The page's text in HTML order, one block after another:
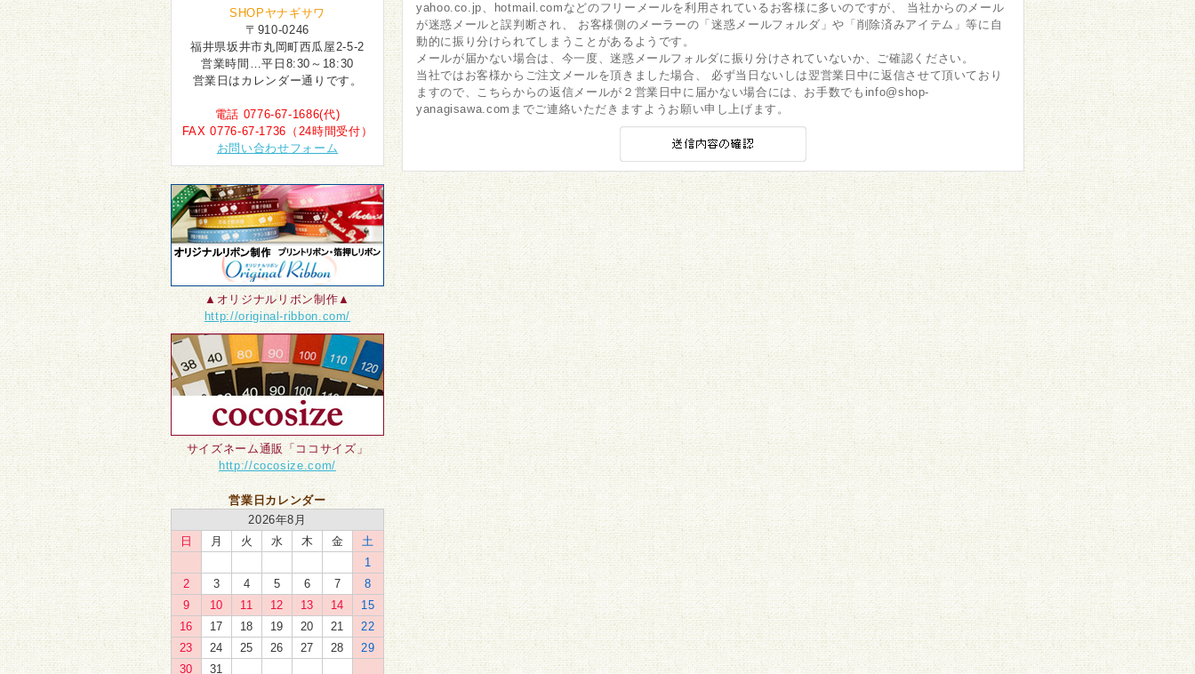
SHOPヤナギサワ
〒910-0246
福井県坂井市丸岡町西瓜屋2-5-2
営業時間…平日8:30～18:30
営業日はカレンダー通りです。
電話 0776-67-1686(代)
FAX 0776-67-1736（24時間受付）
お問い合わせフォーム
▲オリジナルリボン制作▲
http://original-ribbon.com/
サイズネーム通販「ココサイズ」
http://cocosize.com/
営業日カレンダー
2026年8月
日
月 火 水 木 金
土
1
2
3 4 5 6 7
8
9
10 11 12 13 14
15
16
17 18 19 20 21
22
23
24 25 26 27 28
29
30
31
yahoo.co.jp、hotmail.comなどのフリーメールを利用されているお客様に多いのですが、 当社からのメール
が迷惑メールと誤判断され、 お客様側のメーラーの「迷惑メールフォルダ」や「削除済みアイテム」等に自
動的に振り分けられてしまうことがあるようです。
メールが届かない場合は、今一度、迷惑メールフォルダに振り分けされていないか、ご確認ください。
当社ではお客様からご注文メールを頂きました場合、 必ず当日ないしは翌営業日中に返信させて頂いており
ますので、こちらからの返信メールが２営業日中に届かない場合には、お手数でもinfo@shop-
yanagisawa.comまでご連絡いただきますようお願い申し上げます。